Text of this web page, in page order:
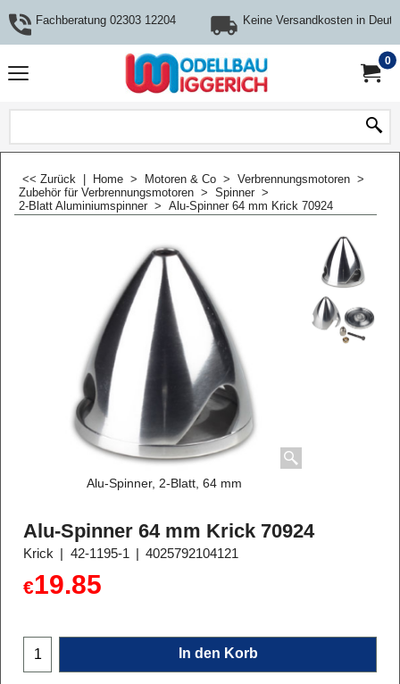
Fachberatung 02303 12204 Keine Versandkosten in
0
<< Zurück Home > Motoren & Co > Verbrennungsmotoren >
Zubehör für Verbrennungsmotoren > Spinner >
2-Blatt Aluminiumspinner > Alu-Spinner 64 mm Krick 70924
Alu-Spinner, 2-Blatt, 64 mm
Alu-Spinner 64 mm Krick 70924
Krick 42-1195-1 4025792104121
€19.85
In den Korb